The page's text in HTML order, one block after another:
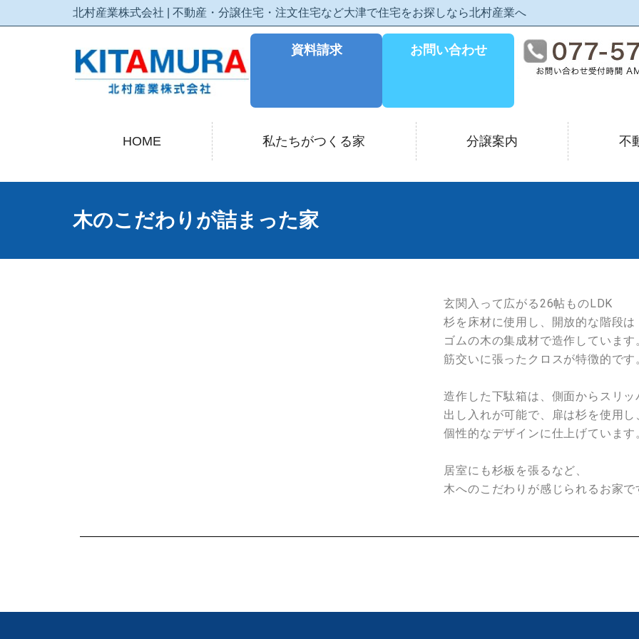
北村産業株式会社 | 不動産・分譲住宅・注文住宅など大津で住宅をお探しなら北村産業へ
資料請求 お問い合わせ
HOME 私たちがつくる家 分譲案内 不
木のこだわりが詰まった家
玄関入って広がる26帖ものLDK
杉を床材に使用し、開放的な階段は
ゴムの木の集成材で造作しています
筋交いに張ったクロスが特徴的です
造作した下駄箱は、側面からスリッ
出し入れが可能で、扉は杉を使用し
個性的なデザインに仕上げています
居室にも杉板を張るなど、
木へのこだわりが感じられるお家で